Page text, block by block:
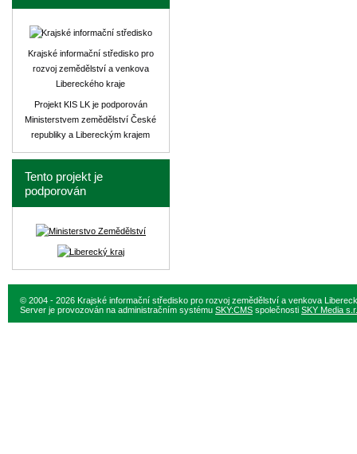
Krajské informační středisko pro
rozvoj zemědělství a venkova
Libereckého kraje
Projekt KIS LK je podporován
Ministerstvem zemědělství České
republiky a Libereckým krajem
Tento projekt je
podporován
© 2004 - 2026 Krajské informační středisko pro rozvoj zemědělství a venkova
Server je provozován na administračním systému SKY:CMS společnosti SKY Media